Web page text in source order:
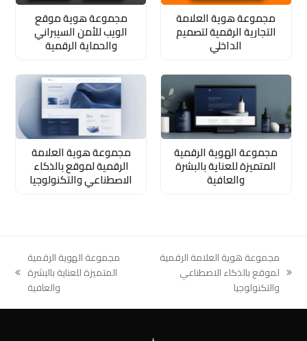
مجموعة هوية العلامة
التجارية الرقمية لتصميم
الداخلي
مجموعة هوية موقع
الويب للأمن السيبراني
والحماية الرقمية
مجموعة الهوية الرقمية
المتميزة للعناية بالبشرة
والعافية
مجموعة هوية العلامة
الرقمية لموقع بالذكاء
الاصطناعي والتكنولوجيا
previous
post:
مجموعة هوية العلامة الرقمية
لموقع بالذكاء الاصطناعي
والتكنولوجيا
مجموعة الهوية الرقمية
المتميزة للعناية بالبشرة
والعافية